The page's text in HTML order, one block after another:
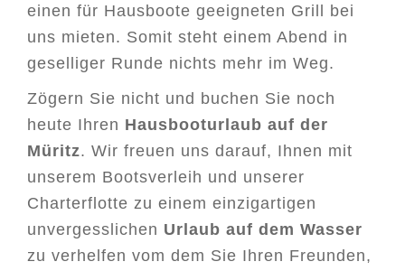
einen für Hausboote geeigneten Grill bei
uns mieten. Somit steht einem Abend in
geselliger Runde nichts mehr im Weg.
Zögern Sie nicht und buchen Sie noch
heute Ihren Hausbooturlaub auf der
Müritz. Wir freuen uns darauf, Ihnen mit
unserem Bootsverleih und unserer
Charterflotte zu einem einzigartigen
unvergesslichen Urlaub auf dem Wasser
zu verhelfen vom dem Sie Ihren Freunden,